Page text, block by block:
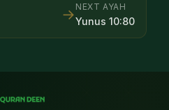
NEXT AYAH
Yunus 10:80
→